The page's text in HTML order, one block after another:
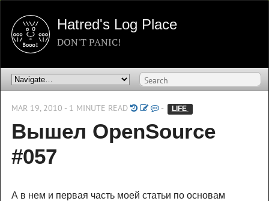
Hatred's Log Place
DON'T PANIC!
MAR 19, 2010 - 1 MINUTE READ - LIFE
Вышел OpenSource
#057
А в нем и первая часть моей статьи по основам